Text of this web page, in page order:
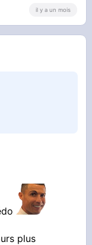
il y a un mois
plus